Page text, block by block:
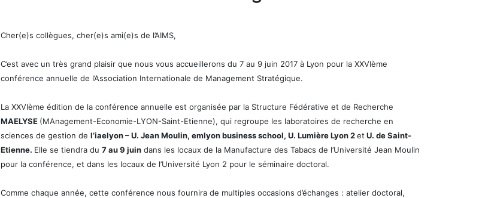
Cher(e)s collègues, cher(e)s ami(e)s de l’AIMS,
C’est avec un très grand plaisir que nous vous accueillerons du 7 au 9 juin 2017 à Lyon pour la XXVIème
conférence annuelle de l’Association Internationale de Management Stratégique.
La XXVIème édition de la conférence annuelle est organisée par la Structure Fédérative et de Recherche
MAELYSE (MAnagement-Economie-LYON-Saint-Etienne), qui regroupe les laboratoires de recherche en
sciences de gestion de l’iaelyon – U. Jean Moulin, emlyon business school, U. Lumière Lyon 2et U. de Saint-
Etienne. Elle se tiendra du 7 au 9 juindans les locaux de la Manufacture des Tabacs de l’Université Jean Moulin
pour la conférence, et dans les locaux de l’Université Lyon 2 pour le séminaire doctoral.
Comme chaque année, cette conférence nous fournira de multiples occasions d’échanges : atelier doctoral,